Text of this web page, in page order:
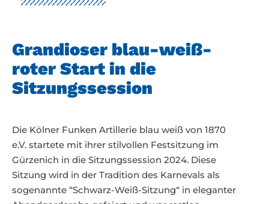
Grandioser blau-weiß-
roter Start in die
Sitzungssession
Die Kölner Funken Artillerie blau weiß von 1870
e.V. startete mit ihrer stilvollen Festsitzung im
Gürzenich in die Sitzungssession 2024. Diese
Sitzung wird in der Tradition des Karnevals als
sogenannte “Schwarz-Weiß-Sitzung“ in eleganter